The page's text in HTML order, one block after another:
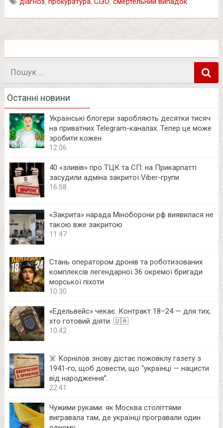
діагноз, прокуратура, СІЗО, смертельний випадок
Пошук
Останні новини
Українські блогери заробляють десятки тисяч
на приватних Telegram-каналах. Тепер це може
зробити кожен
12:06
40 «зливів» про ТЦК та СП: на Прикарпатті
засудили адміна закритої Viber-групи
16:58
«Закрита» нарада Міноборони рф виявилася не
такою вже закритою
11:47
Стань оператором дронів та роботизованих
комплексів легендарної 36 окремої бригади
морської піхоти
10:30
«Едельвейс» чекає. Контракт 18–24 — для тих,
хто готовий діяти. 🇺🇦
10:42
☠️ Корнілов знову дістає пожовклу газету з
1941‑го, щоб довести, що “українці — нацисти
від народження”.
22:41
Чужими руками: як Москва століттями
вигравала там, де українці програвали один